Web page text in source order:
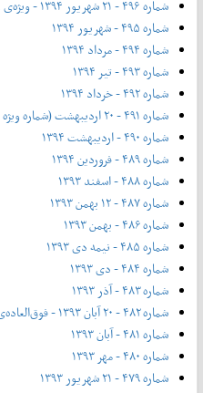
شماره ۴۹۶ - ۲۱ شهریور ۱۳۹۴ - ویژه‌ی روز ملی سینما
شماره ۴۹۵ - شهریور ۱۳۹۴
شماره ۴۹۴ - مرداد ۱۳۹۴
شماره ۴۹۳ - تیر ۱۳۹۴
شماره ۴۹۲ - خرداد ۱۳۹۴
شماره ۴۹۱ - ۲۰ اردیبهشت (شماره ویژه بهار ۱۳۹۴)
شماره ۴۹۰ - اردیبهشت ۱۳۹۴
شماره ۴۸۹ - فروردین ۱۳۹۴
شماره ۴۸۸ - اسفند ۱۳۹۳
شماره ۴۸۷ - ۱۲ بهمن ۱۳۹۳
شماره ۴۸۶ - بهمن ۱۳۹۳
شماره ۴۸۵ - نیمه دی ۱۳۹۳
شماره ۴۸۴ - دی ۱۳۹۳
شماره ۴۸۳ - آذر ۱۳۹۳
شماره ۴۸۲ - ۲۰ آبان ۱۳۹۳ - فوق‌العاده‌ی پاییز
شماره ۴۸۱ - آبان ۱۳۹۳
شماره ۴۸۰ - مهر ۱۳۹۳
شماره ۴۷۹ - ۲۱ شهریور ۱۳۹۳